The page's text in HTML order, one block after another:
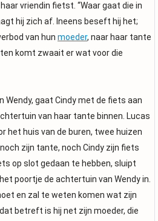
vriendin fietst. “Waar gaat die in
hij zich af. Ineens beseft hij het;
van hun moeder, naar haar tante
komt zwaait er wat voor die
Wendy, gaat Cindy met de fiets aan
van haar tante binnen. Lucas
het huis van de buren, twee huizen
zijn tante, noch Cindy zijn fiets
op slot gedaan te hebben, sluipt
poortje de achtertuin van Wendy in.
en zal te weten komen wat zijn
betreft is hij net zijn moeder, die